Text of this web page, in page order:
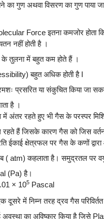
का गुण अथवा विसरण का गुण पाया
Force इतना कमजोर होता
नहीं होती है ।
तुलना में बहुत कम होते हैं ।
बहुत अधिक होती है I
प्रसरित या संकुचित किया जा
है ।
अंतर रहते हुए भी गैस के परस्पर
हैं जिसके कारण गैस को जिस
ईकाई क्षेत्रफल पर गैस के कणों
( atm) कहलाता है। समुद्रतल पर
(Pa) है।
× 105 Pascal
दूसरे में निम्न तरह द्रव गैस
अवस्था का अविष्कार किया है जिसे